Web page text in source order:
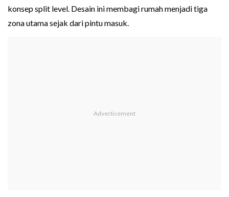
konsep split level. Desain ini membagi rumah menjadi tiga
zona utama sejak dari pintu masuk.